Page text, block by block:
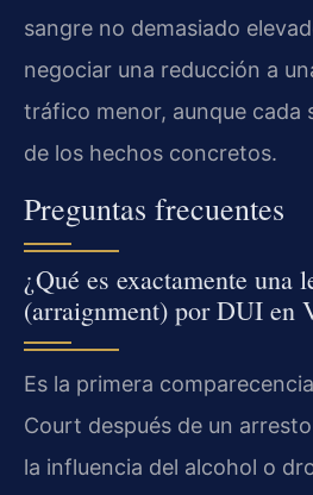
sangre no demasiado
negociar una reducción a
tráfico menor, aunque cada
de los hechos concretos.
Preguntas frecuentes
¿Qué es exactamente una
(arraignment) por DUI en
Es la primera
Court después de un
la influencia del alcohol o